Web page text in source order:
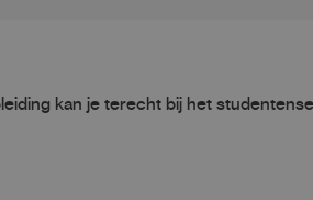
kan je terecht bij het